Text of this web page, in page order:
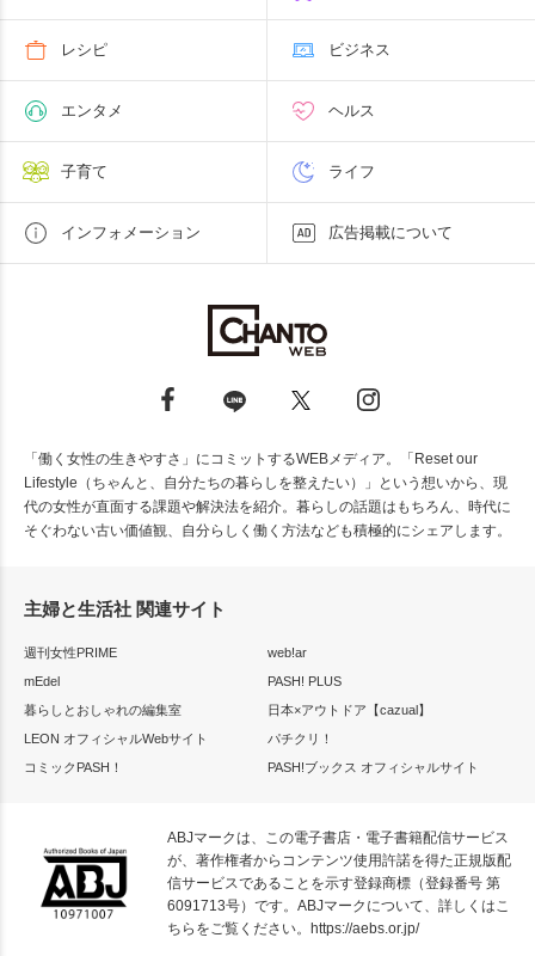
レシピ ビジネス
エンタメ ヘルス
子育て ライフ
インフォメーション 広告掲載について
「働く女性の生きやすさ」にコミットするWEBメディア。「Reset our
Lifestyle（ちゃんと、自分たちの暮らしを整えたい）」という想いから、現
代の女性が直面する課題や解決法を紹介。暮らしの話題はもちろん、時代に
そぐわない古い価値観、自分らしく働く方法なども積極的にシェアします。
主婦と生活社 関連サイト
週刊女性PRIME
web!ar
mEdel
PASH! PLUS
暮らしとおしゃれの編集室
日本×アウトドア【cazual】
LEON オフィシャルWebサイト
パチクリ！
コミックPASH！
PASH!ブックス オフィシャルサイト
ABJマークは、この電子書店・電子書籍配信サービス
が、著作権者からコンテンツ使用許諾を得た正規版配
信サービスであることを示す登録商標（登録番号 第
6091713号）です。ABJマークについて、詳しくはこ
ちらをご覧ください。
https://aebs.or.jp/